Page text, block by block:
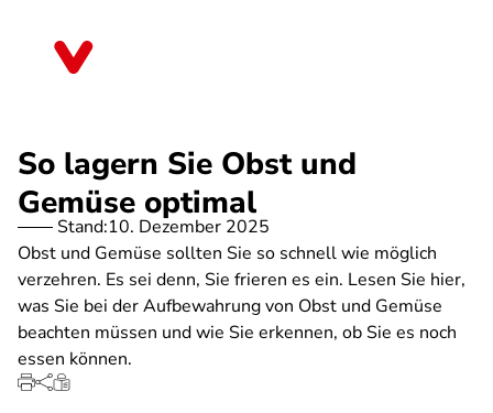
So lagern Sie Obst und
Gemüse optimal
Stand:10. Dezember 2025
Obst und Gemüse sollten Sie so schnell wie möglich
verzehren. Es sei denn, Sie frieren es ein. Lesen Sie hier,
was Sie bei der Aufbewahrung von Obst und Gemüse
beachten müssen und wie Sie erkennen, ob Sie es noch
essen können.